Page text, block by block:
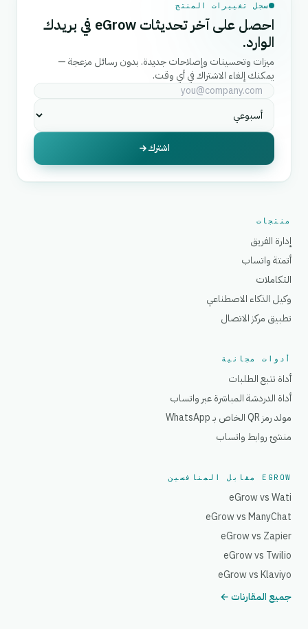
سجل تغييرات المنتج
احصل على آخر تحديثات eGrow في بريدك
الوارد.
ميزات وتحسينات وإصلاحات جديدة. بدون رسائل مزعجة —
يمكنك إلغاء الاشتراك في أي وقت.
اشترك
منتجات
إدارة الفريق
أتمتة واتساب
التكاملات
وكيل الذكاء الاصطناعي
تطبيق مركز الاتصال
أدوات مجانية
أداة تتبع الطلبات
أداة الدردشة المباشرة عبر واتساب
مولد رمز QR الخاص بـ WhatsApp
منشئ روابط واتساب
EGROW مقابل المنافسين
eGrow vs Wati
eGrow vs ManyChat
eGrow vs Zapier
eGrow vs Twilio
eGrow vs Klaviyo
جميع المقارنات ←